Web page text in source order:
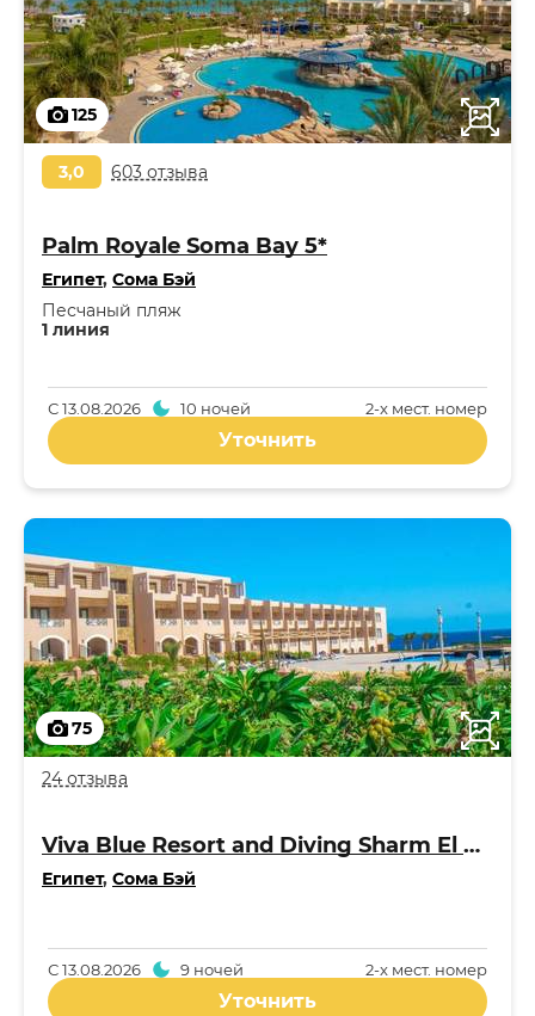
125
3,0 603 отзыва
Palm Royale Soma Bay 5*
Египет, Сома Бэй
1 линия
Песчаный пляж
2-x мест. номер
С13.08.2026 10 ночей
Уточнить
75
24 отзыва
Viva Blue Resort and Diving Sharm El Naga Adults Only 4*
Египет, Сома Бэй
2-x мест. номер
С13.08.2026 9 ночей
Уточнить